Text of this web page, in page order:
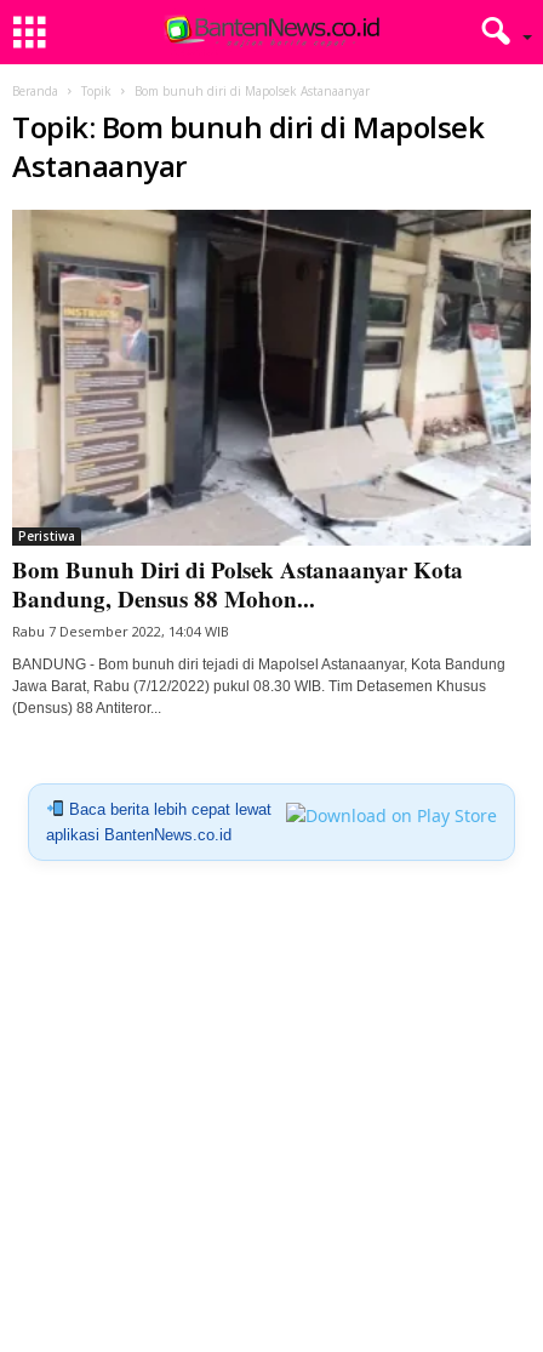
Beranda Topik Bom bunuh diri di Mapolsek Astanaanyar
Topik: Bom bunuh diri di Mapolsek
Astanaanyar
Peristiwa
Bom Bunuh Diri di Polsek Astanaanyar Kota
Bandung, Densus 88 Mohon...
Rabu 7 Desember 2022, 14:04 WIB
BANDUNG - Bom bunuh diri tejadi di Mapolsel Astanaanyar, Kota Bandung
Jawa Barat, Rabu (7/12/2022) pukul 08.30 WIB. Tim Detasemen Khusus
(Densus) 88 Antiteror...
Baca berita lebih cepat lewat
aplikasi BantenNews.co.id